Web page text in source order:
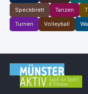
Speckbrett Tanzen
Turnen Volleyball